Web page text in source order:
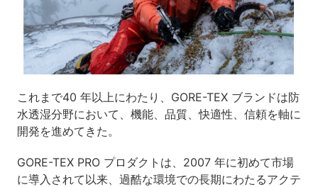
これまで40 年以上にわたり、GORE-TEX ブランドは防
水透湿分野において、機能、品質、快適性、信頼を軸に
開発を進めてきた。
GORE-TEX PRO プロダクトは、2007 年に初めて市場
に導入されて以来、過酷な環境での長期にわたるアクテ